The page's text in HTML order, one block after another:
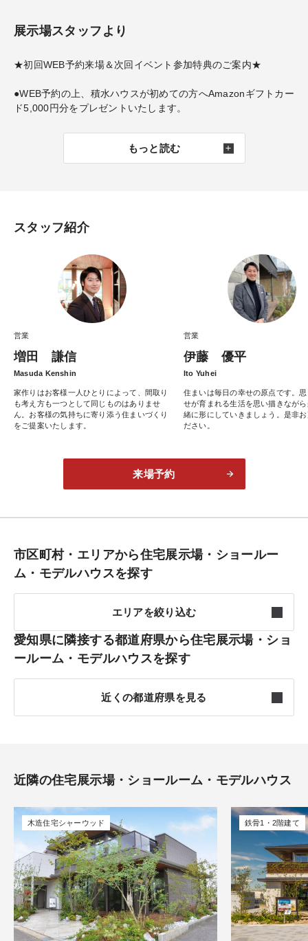
展示場スタッフより
★初回WEB予約来場＆次回イベント参加特典のご案内★
●WEB予約の上、積水ハウスが初めての方へAmazonギフトカー
ド5,000円分をプレゼントいたします。
もっと読む
スタッフ紹介
営業
増田 謙信
Masuda Kenshin
家作りはお客様一人ひとりによって、間取り
も考え方も一つとして同じものはありませ
ん。お客様の気持ちに寄り添う住まいづくり
をご提案いたします。
営業
伊藤 優平
Ito Yuhei
住まいは毎日の幸せの原点です。
せが育まれる生活を思い描きなが
緒に形にしていきましょう。是非
ださい。
来場予約
市区町村・エリアから住宅展示場・ショールー
ム・モデルハウスを探す
エリアを絞り込む
尾張東部 7件
知多 2件
愛知県に隣接する都道府県から住宅展示場・ショ
ールーム・モデルハウスを探す
近くの都道府県を見る
岐阜 7件
静岡 12件
三重 7件
近隣の住宅展示場・ショールーム・モデルハウス
木造住宅シャーウッド 鉄骨1・2階建て